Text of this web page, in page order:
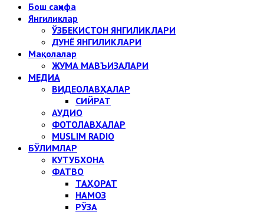
Бош саҳифа
Янгиликлар
ЎЗБЕКИСТОН ЯНГИЛИКЛАРИ
ДУНЁ ЯНГИЛИКЛАРИ
Мақолалар
ЖУМА МАВЪИЗАЛАРИ
МЕДИА
ВИДЕОЛАВҲАЛАР
СИЙРАТ
АУДИО
ФОТОЛАВҲАЛАР
MUSLIM RADIO
БЎЛИМЛАР
КУТУБХОНА
ФАТВО
ТАҲОРАТ
НАМОЗ
РЎЗА